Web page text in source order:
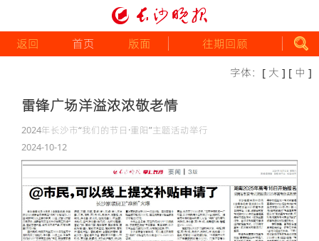
返回 首页 版面 往期回顾
字体： [ 大 ] [ 中 ]
雷锋广场洋溢浓浓敬老情
2024年长沙市“我们的节日·重阳”主题活动举行
2024-10-12